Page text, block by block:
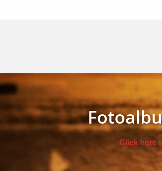
Click here